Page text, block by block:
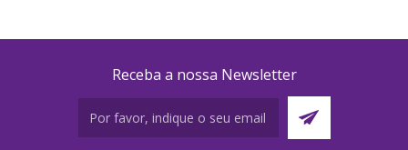
Receba a nossa Newsletter